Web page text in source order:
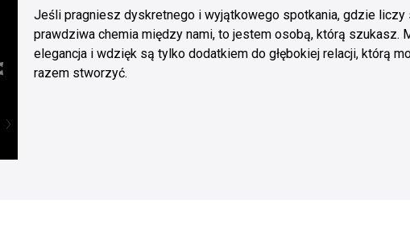
Jeśli pragniesz dyskretnego i wyjątkowego spotkania, gdzie liczy
prawdziwa chemia między nami, to jestem osobą, którą szukasz.
elegancja i wdzięk są tylko dodatkiem do głębokiej relacji, którą
razem stworzyć.